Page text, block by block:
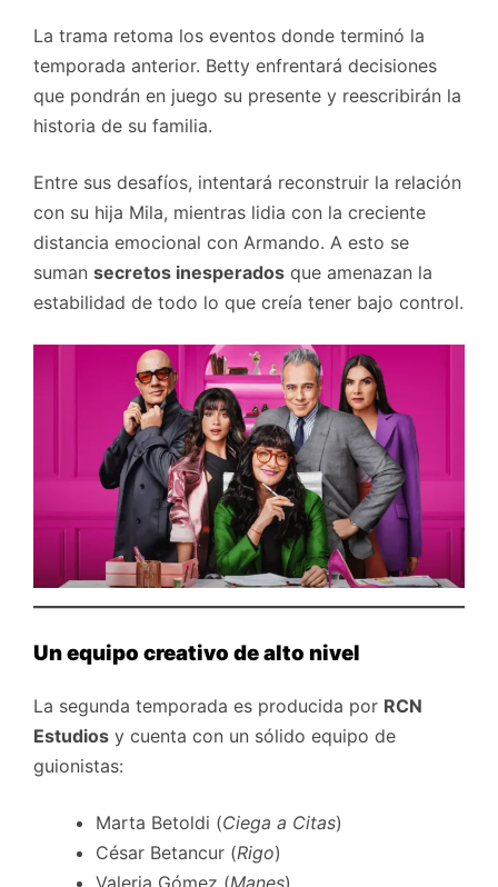
La trama retoma los eventos donde terminó la
temporada anterior. Betty enfrentará decisiones
que pondrán en juego su presente y reescribirán la
historia de su familia.
Entre sus desafíos, intentará reconstruir la relación
con su hija Mila, mientras lidia con la creciente
distancia emocional con Armando. A esto se
suman secretos inesperados que amenazan la
estabilidad de todo lo que creía tener bajo control.
Un equipo creativo de alto nivel
La segunda temporada es producida por RCN
Estudios y cuenta con un sólido equipo de
guionistas:
Marta Betoldi (Ciega a Citas)
César Betancur (Rigo)
Valeria Gómez (Manes)